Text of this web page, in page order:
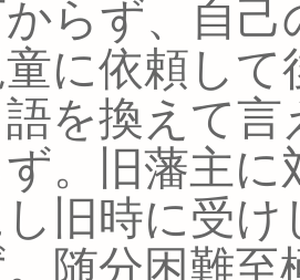
からず、自
に依頼し
を換えて
。旧藩主
旧時に受
。随分困難